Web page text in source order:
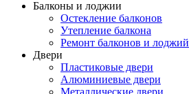
Балконы и лоджии
Остекление балконов
Утепление балкона
Ремонт балконов и лоджий
Двери
Пластиковые двери
Алюминиевые двери
Металлические двери